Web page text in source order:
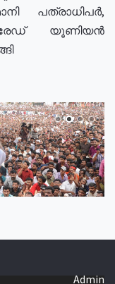
പത്രാധിപർ,
യൂണിയൻ
Admin